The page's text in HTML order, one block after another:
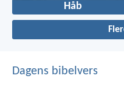
Håb
Dagens bibelvers